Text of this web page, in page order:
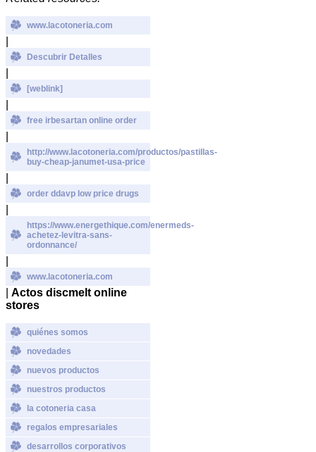
www.lacotoneria.com
Descubrir Detalles
[weblink]
free irbesartan online order
http://www.lacotoneria.com/productos/pastillas-
buy-cheap-janumet-usa-price
order ddavp low price drugs
https://www.energethique.com/enermeds-
achetez-levitra-sans-
ordonnance/
www.lacotoneria.com
Actos discmelt online
stores
quiénes somos
novedades
nuevos productos
nuestros productos
la cotoneria casa
regalos empresariales
desarrollos corporativos